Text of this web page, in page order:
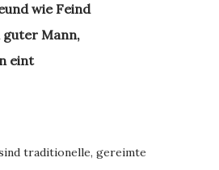
wie Feind
guter Mann,
eint
traditionelle, gereimte